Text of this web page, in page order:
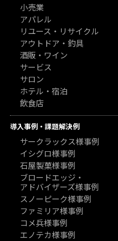
小売業
アパレル
リユース・リサイクル
アウトドア・釣具
酒販・ワイン
サービス
サロン
ホテル・宿泊
飲食店
導入事例・課題解決例
サークラックス様事例
イシグロ様事例
石屋製菓様事例
ブロードエッジ・
アドバイザーズ様事例
スノーピーク様事例
ファミリア様事例
コメ兵様事例
エノテカ様事例